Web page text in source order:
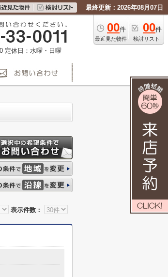
最終更新：2026年08月07日
00件
最近見た物件
00件
検討リスト
定休日：水曜・日曜
表示件数：